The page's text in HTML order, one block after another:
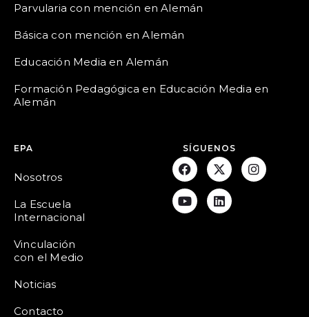
Parvularia con mención en Alemán
Básica con mención en Alemán
Educación Media en Alemán
Formación Pedagógica en Educación Media en
Alemán
EPA
Nosotros
La Escuela
Internacional
Vinculación
con el Medio
Noticias
Contacto
SÍGUENOS